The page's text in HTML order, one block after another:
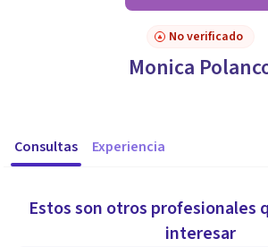
No verificado
Monica
Consultas Experiencia
Estos son otros profesionales
interesar